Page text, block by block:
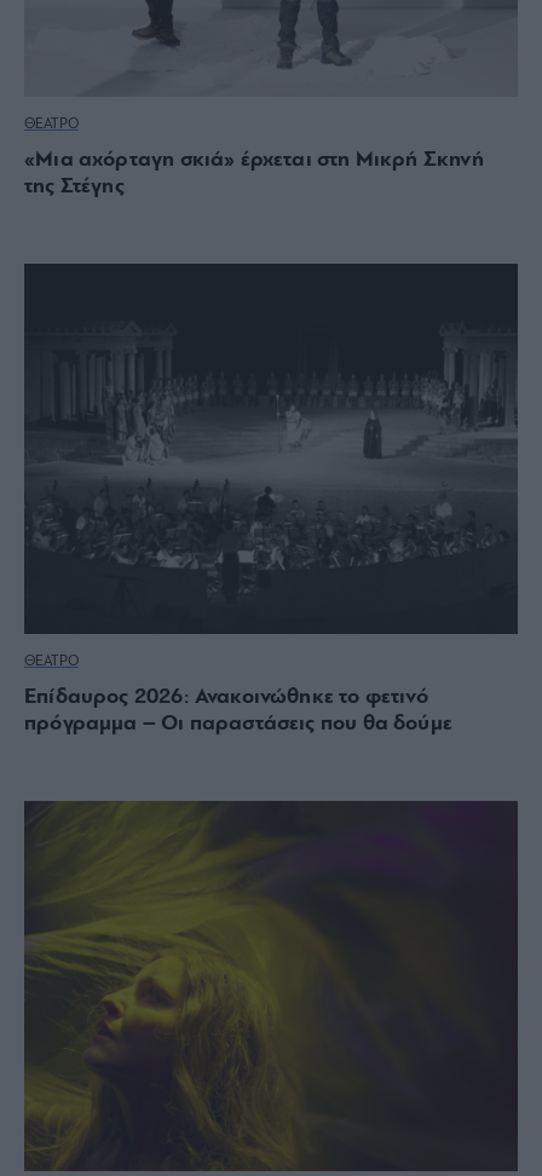
ΘΕΑΤΡΟ
«Μια αχόρταγη σκιά» έρχεται στη Μικρή Σκηνή
της Στέγης
ΘΕΑΤΡΟ
Επίδαυρος 2026: Ανακοινώθηκε το φετινό
πρόγραμμα – Οι παραστάσεις που θα δούμε